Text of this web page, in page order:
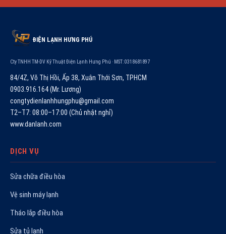
ĐIỆN LẠNH HƯNG PHÚ
Cty TNHH TM-DV Kỹ Thuật Điện Lạnh Hưng Phú · MST: 0318681897
84/4Z, Võ Thị Hồi, Ấp 38, Xuân Thới Sơn, TPHCM
0903.916.164 (Mr. Lương)
congtydienlanhhungphu@gmail.com
T2–T7: 08:00–17:00 (Chủ nhật nghỉ)
www.danlanh.com
DỊCH VỤ
Sửa chữa điều hòa
Vệ sinh máy lạnh
Tháo lắp điều hòa
Sửa tủ lạnh